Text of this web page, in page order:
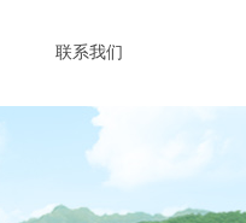
联系我们